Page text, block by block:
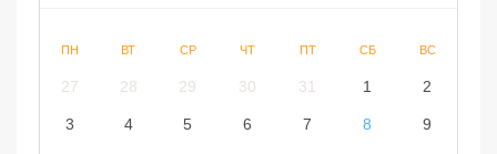
ПН ВТ СР ЧТ ПТ СБ ВС
27 28 29 30 31 1 2
3 4 5 6 7 8 9